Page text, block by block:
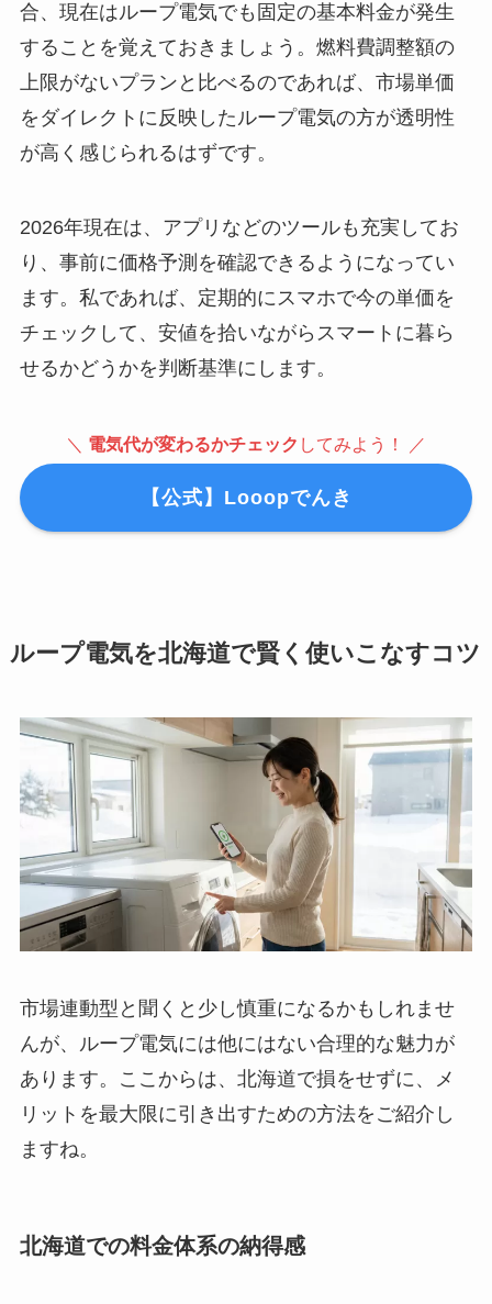
合、現在はループ電気でも固定の基本料金が発生
することを覚えておきましょう。燃料費調整額の
上限がないプランと比べるのであれば、市場単価
をダイレクトに反映したループ電気の方が透明性
が高く感じられるはずです。
2026年現在は、アプリなどのツールも充実してお
り、事前に価格予測を確認できるようになってい
ます。私であれば、定期的にスマホで今の単価を
チェックして、安値を拾いながらスマートに暮ら
せるかどうかを判断基準にします。
＼ 電気代が変わるかチェック してみよう！ ／
【公式】Looopでんき
ループ電気を北海道で賢く使いこなすコツ
市場連動型と聞くと少し慎重になるかもしれませ
んが、ループ電気には他にはない合理的な魅力が
あります。ここからは、北海道で損をせずに、メ
リットを最大限に引き出すための方法をご紹介し
ますね。
北海道での料金体系の納得感